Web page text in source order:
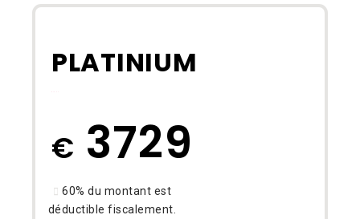
PLATINIUM
€ 3729
60% du montant est
déductible fiscalement.